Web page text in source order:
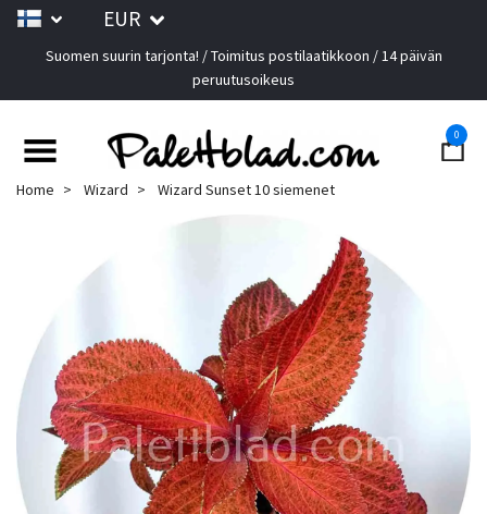
EUR
Suomen suurin tarjonta! / Toimitus postilaatikkoon / 14 päivän
peruutusoikeus
0
Home Wizard Wizard Sunset 10 siemenet